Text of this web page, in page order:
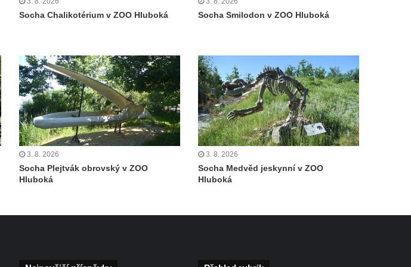
Socha Chalikotérium v ZOO Hluboká Socha Smilodon v ZOO Hluboká
3. 8. 2026
Socha Plejtvák obrovský v ZOO
Hluboká
3. 8. 2026
Socha Medvěd jeskynní v ZOO
Hluboká